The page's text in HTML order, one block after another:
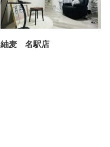
紬麦 名駅店